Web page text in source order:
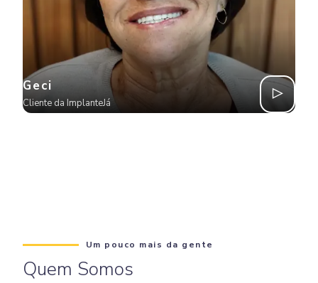
Geci
Cliente da ImplanteJá
Um pouco mais da gente
Quem Somos